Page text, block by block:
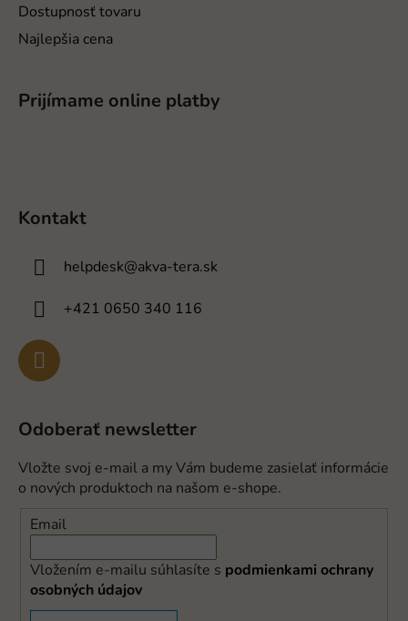
Dostupnosť tovaru
Najlepšia cena
Prijímame online platby
Kontakt
helpdesk@akva-tera.sk
+421 0650 340 116
Odoberať newsletter
Vložte svoj e-mail a my Vám budeme zasielať informácie
o nových produktoch na našom e-shope.
Email
Vložením e-mailu súhlasíte s podmienkami ochrany
osobných údajov